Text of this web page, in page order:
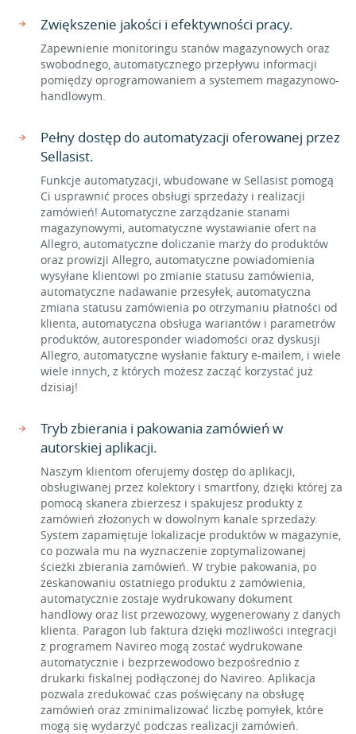
Zwiększenie jakości i efektywności pracy.
Zapewnienie monitoringu stanów magazynowych oraz
swobodnego, automatycznego przepływu informacji
pomiędzy oprogramowaniem a systemem magazynowo-
handlowym.
Pełny dostęp do automatyzacji oferowanej przez
Sellasist.
Funkcje automatyzacji, wbudowane w Sellasist pomogą
Ci usprawnić proces obsługi sprzedaży i realizacji
zamówień! Automatyczne zarządzanie stanami
magazynowymi, automatyczne wystawianie ofert na
Allegro, automatyczne doliczanie marży do produktów
oraz prowizji Allegro, automatyczne powiadomienia
wysyłane klientowi po zmianie statusu zamówienia,
automatyczne nadawanie przesyłek, automatyczna
zmiana statusu zamówienia po otrzymaniu płatności od
klienta, automatyczna obsługa wariantów i parametrów
produktów, autoresponder wiadomości oraz dyskusji
Allegro, automatyczne wysłanie faktury e-mailem, i wiele
wiele innych, z których możesz zacząć korzystać już
dzisiaj!
Tryb zbierania i pakowania zamówień w
autorskiej aplikacji.
Naszym klientom oferujemy dostęp do aplikacji,
obsługiwanej przez kolektory i smartfony, dzięki której za
pomocą skanera zbierzesz i spakujesz produkty z
zamówień złożonych w dowolnym kanale sprzedaży.
System zapamiętuje lokalizacje produktów w magazynie,
co pozwala mu na wyznaczenie zoptymalizowanej
ścieżki zbierania zamówień. W trybie pakowania, po
zeskanowaniu ostatniego produktu z zamówienia,
automatycznie zostaje wydrukowany dokument
handlowy oraz list przewozowy, wygenerowany z danych
klienta. Paragon lub faktura dzięki możliwości integracji
z programem Navireo mogą zostać wydrukowane
automatycznie i bezprzewodowo bezpośrednio z
drukarki fiskalnej podłączonej do Navireo. Aplikacja
pozwala zredukować czas poświęcany na obsługę
zamówień oraz zminimalizować liczbę pomyłek, które
mogą się wydarzyć podczas realizacji zamówień.